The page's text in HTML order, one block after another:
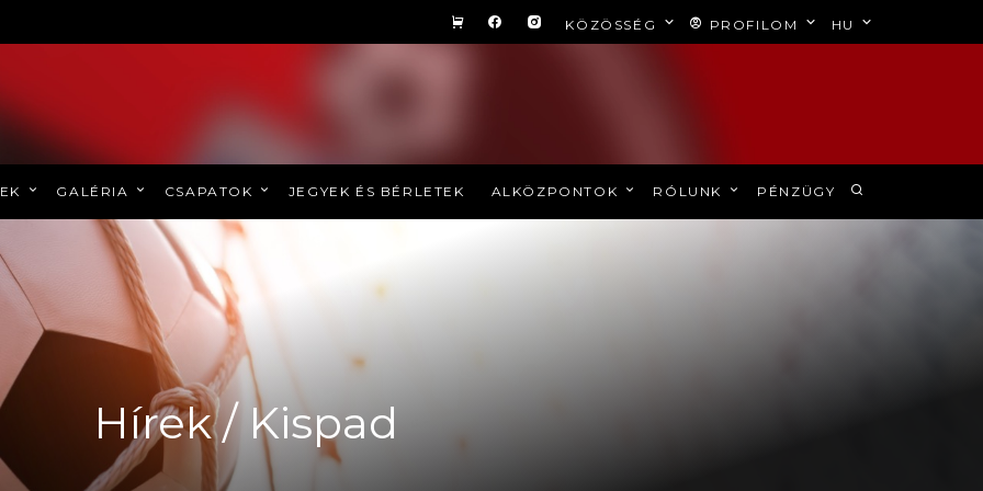
KÖZÖSSÉG PROFILOM HU
GALÉRIA CSAPATOK JEGYEK ÉS BÉRLETEK ALKÖZPONTOK RÓLUNK PÉNZÜGY
Hírek / Kispad